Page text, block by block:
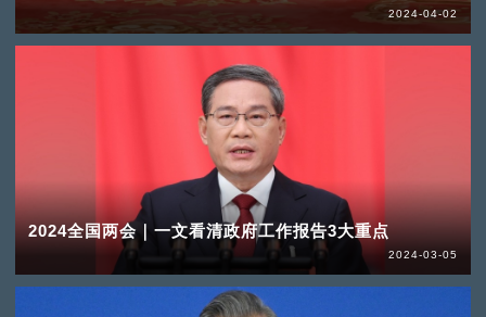
2024-04-02
2024全国两会｜一文看清政府工作报告3大重点
2024-03-05